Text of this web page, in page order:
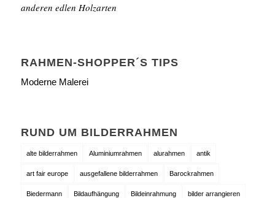
anderen edlen Holzarten
RAHMEN-SHOPPER´S TIPS
Moderne Malerei
RUND UM BILDERRAHMEN
alte bilderrahmen Aluminiumrahmen alurahmen antik
art fair europe ausgefallene bilderrahmen Barockrahmen
Biedermann Bildaufhängung Bildeinrahmung bilder arrangieren